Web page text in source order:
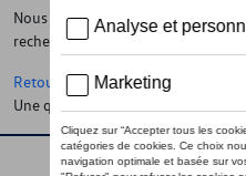
Nous ne pouvons pas trouver la
recherchez
Retour à la homepage
Une question ?